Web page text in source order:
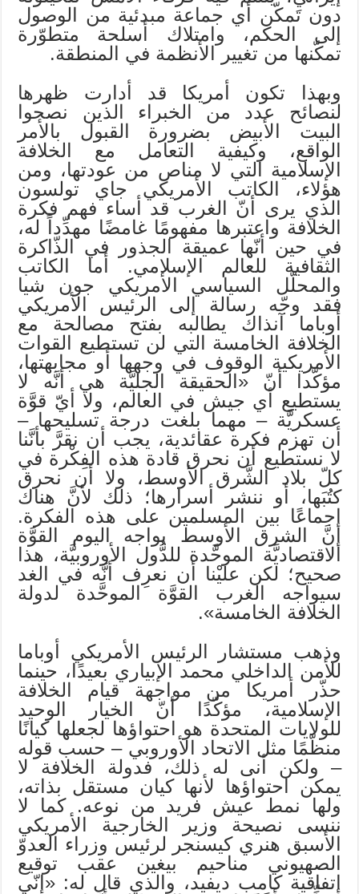
دون تَمكّن أي جماعة مبدئية من الوصول
إلى الحكم، وامتلاك أسلحة متطوّرة
تمكّنها من تغيير الأنظمة في المنطقة.
وبهذا تكون أمريكا قد أدارت ظهرها
لنصائح عدد من الخبراء الذين نصحوا
البيت الأبيض بضرورة القبول بالأمر
الواقع، وكيفية التعامل مع الخلافة
الإسلامية التي لا مناص من عودتها، ومن
هؤلاء، الكاتب الأمريكي جاي تولسون
الذي يرى أنّ الغرب قد أساء فهم فكرة
الخلافة واعتبرها مفهومًا غامضًا مهدِّداً له،
في حين أنّها عميقة الجذور في الذّاكرة
الثقافية للعالم الإسلامي. أما الكاتب
والمحلّل السياسي الأمريكي جون شيا
فقد وجّه رسالة إلى الرئيس الأمريكي
أوباما آنذاك يطالبه بفتح مصالحة مع
الخلافة الخامسة التي لن تستطيع القوات
الأمريكية الوقوف في وجهها أو مجابهتها،
مؤكّدا أنّ «الحقيقة الجليَّة هي أنَّه لا
يستطيع أي جيش في العالم، ولا أيّ قوَّة
عسكريَّة – مهما بلغت درجة تسليحها –
أن تهزم فكرة عقائدية، يجب أن نقرَّ بأنَّنا
لا نستطيع أن نحرق قادة هذه الفِكْرة في
كلّ بلاد الشَّرق الأوسط، ولا أن نحرق
كتُبَها، أو ننشر أسرارها؛ ذلك لأنَّ هناك
إجماعًا بين المسلمين على هذه الفكرة.
إنَّ الشرق الأوسط يواجه اليوم القوَّة
الاقتصاديَّة الموحَّدة للدُّول الأوروبيَّة، هذا
صحيح؛ لكن عليْنا أن نعرِف أنَّه في الغد
سيواجه الغرب القوَّة الموحَّدة لدولة
الخلافة الخامسة».
وذهب مستشار الرئيس الأمريكي أوباما
للأمن الداخلي محمد الإبياري بعيدًا، حينما
حذّر أمريكا من مواجهة قيام الخلافة
الإسلامية، مؤكّدًا أنّ الخيار الوحيد
للولايات المتحدة هو احتواؤها لجعلها كيانًا
منظّمًا مثل الاتحاد الأوروبي – حسب قوله
– ولكن أنى له ذلك، فدولة الخلافة لا
يمكن احتواؤها لأنها كيان مستقل بذاته،
ولها نمط عيش فريد من نوعه. كما لا
ننسى نصيحة وزير الخارجية الأمريكي
الأسبق هنري كيسنجر لرئيس وزراء العدوّ
الصهيوني مناحيم بيغين عقب توقيع
اتفاقية كامب ديفيد، والذي قال له: «إنّي